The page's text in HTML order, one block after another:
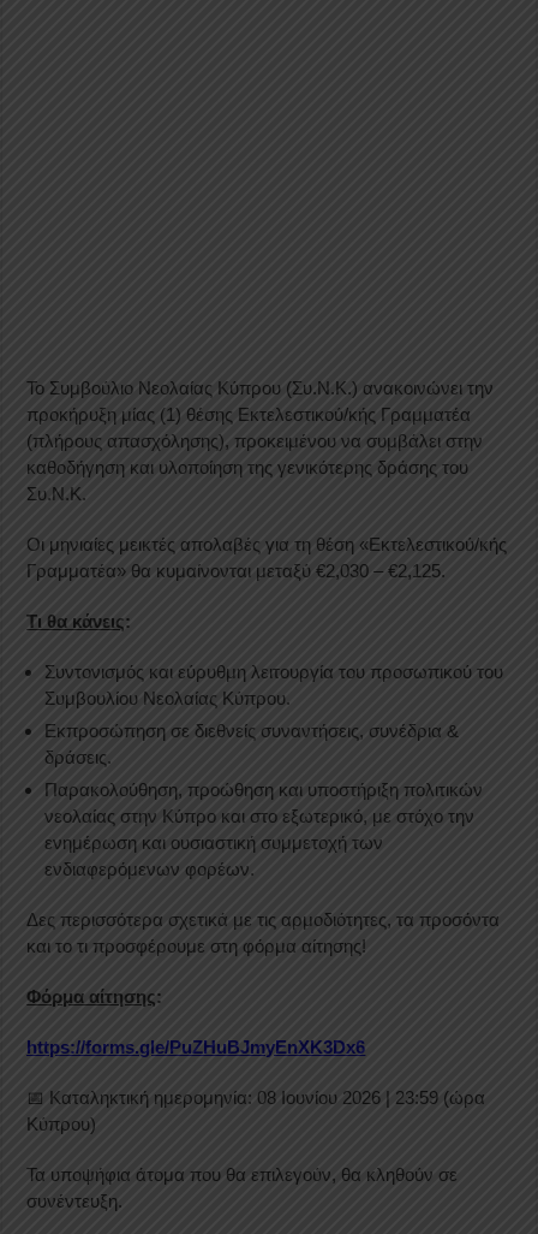
Το Συμβούλιο Νεολαίας Κύπρου (Συ.Ν.Κ.) ανακοινώνει την
προκήρυξη μίας (1) θέσης Εκτελεστικού/κής Γραμματέα
(πλήρους απασχόλησης), προκειμένου να συμβάλει στην
καθοδήγηση και υλοποίηση της γενικότερης δράσης του
Συ.Ν.Κ.
Οι μηνιαίες μεικτές απολαβές για τη θέση «Εκτελεστικού/κής
Γραμματέα» θα κυμαίνονται μεταξύ €2,030 – €2,125.
Τι θα κάνεις:
Συντονισμός και εύρυθμη λειτουργία του προσωπικού του
Συμβουλίου Νεολαίας Κύπρου.
Εκπροσώπηση σε διεθνείς συναντήσεις, συνέδρια &
δράσεις.
Παρακολούθηση, προώθηση και υποστήριξη πολιτικών
νεολαίας στην Κύπρο και στο εξωτερικό, με στόχο την
ενημέρωση και ουσιαστική συμμετοχή των
ενδιαφερόμενων φορέων.
Δες περισσότερα σχετικά με τις αρμοδιότητες, τα προσόντα
και το τι προσφέρουμε στη φόρμα αίτησης!
Φόρμα αίτησης:
https://forms.gle/PuZHuBJmyEnXK3Dx6
📅 Καταληκτική ημερομηνία: 08 Ιουνίου 2026 | 23:59 (ώρα
Κύπρου)
Τα υποψήφια άτομα που θα επιλεγούν, θα κληθούν σε
συνέντευξη.